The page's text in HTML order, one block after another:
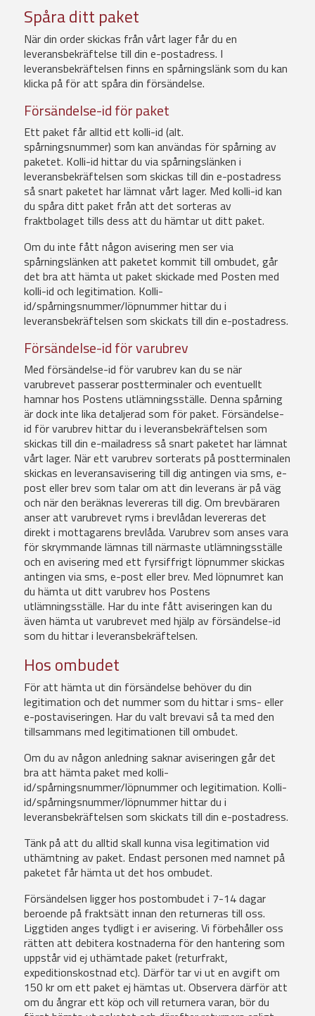
Spåra ditt paket
När din order skickas från vårt lager får du en
leveransbekräftelse till din e-postadress. I
leveransbekräftelsen finns en spårningslänk som du kan
klicka på för att spåra din försändelse.
Försändelse-id för paket
Ett paket får alltid ett kolli-id (alt.
spårningsnummer) som kan användas för spårning av
paketet. Kolli-id hittar du via spårningslänken i
leveransbekräftelsen som skickas till din e-postadress
så snart paketet har lämnat vårt lager. Med kolli-id kan
du spåra ditt paket från att det sorteras av
fraktbolaget tills dess att du hämtar ut ditt paket.
Om du inte fått någon avisering men ser via
spårningslänken att paketet kommit till ombudet, går
det bra att hämta ut paket skickade med Posten med
kolli-id och legitimation. Kolli-
id/spårningsnummer/löpnummer hittar du i
leveransbekräftelsen som skickats till din e-postadress.
Försändelse-id för varubrev
Med försändelse-id för varubrev kan du se när
varubrevet passerar postterminaler och eventuellt
hamnar hos Postens utlämningsställe. Denna spårning
är dock inte lika detaljerad som för paket. Försändelse-
id för varubrev hittar du i leveransbekräftelsen som
skickas till din e-mailadress så snart paketet har lämnat
vårt lager. När ett varubrev sorterats på postterminalen
skickas en leveransavisering till dig antingen via sms, e-
post eller brev som talar om att din leverans är på väg
och när den beräknas levereras till dig. Om brevbäraren
anser att varubrevet ryms i brevlådan levereras det
direkt i mottagarens brevlåda. Varubrev som anses vara
för skrymmande lämnas till närmaste utlämningsställe
och en avisering med ett fyrsiffrigt löpnummer skickas
antingen via sms, e-post eller brev. Med löpnumret kan
du hämta ut ditt varubrev hos Postens
utlämningsställe. Har du inte fått aviseringen kan du
även hämta ut varubrevet med hjälp av försändelse-id
som du hittar i leveransbekräftelsen.
Hos ombudet
För att hämta ut din försändelse behöver du din
legitimation och det nummer som du hittar i sms- eller
e-postaviseringen. Har du valt brevavi så ta med den
tillsammans med legitimationen till ombudet.
Om du av någon anledning saknar aviseringen går det
bra att hämta paket med kolli-
id/spårningsnummer/löpnummer och legitimation. Kolli-
id/spårningsnummer/löpnummer hittar du i
leveransbekräftelsen som skickats till din e-postadress.
Tänk på att du alltid skall kunna visa legitimation vid
uthämtning av paket. Endast personen med namnet på
paketet får hämta ut det hos ombudet.
Försändelsen ligger hos postombudet i 7-14 dagar
beroende på fraktsätt innan den returneras till oss.
Liggtiden anges tydligt i er avisering. Vi förbehåller oss
rätten att debitera kostnaderna för den hantering som
uppstår vid ej uthämtade paket (returfrakt,
expeditionskostnad etc). Därför tar vi ut en avgift om
150 kr om ett paket ej hämtas ut. Observera därför att
om du ångrar ett köp och vill returnera varan, bör du